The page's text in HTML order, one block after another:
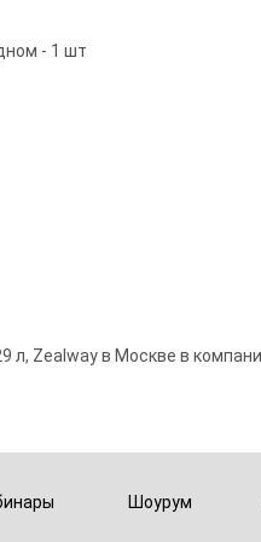
- 1 шт
л, Zealway в Москве в
Шоурум